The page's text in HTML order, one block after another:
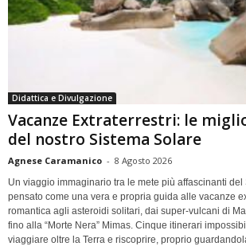
Didattica e Divulgazione
Vacanze Extraterrestri: le
del nostro Sistema Solare
Agnese Caramanico - 8 Agosto 2026
Un viaggio immaginario tra le mete più affascinanti del
pensato come una vera e propria guida alle vacanze
romantica agli asteroidi solitari, dai super-vulcani di
fino alla “Morte Nera” Mimas. Cinque itinerari
viaggiare oltre la Terra e riscoprire, proprio